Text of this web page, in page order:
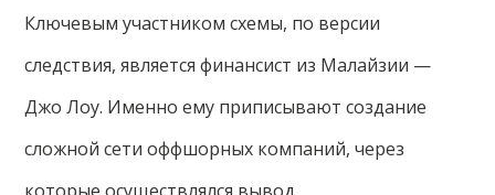
Ключевым участником схемы, по версии
следствия, является финансист из Малайзии —
Джо Лоу. Именно ему приписывают создание
сложной сети оффшорных компаний, через